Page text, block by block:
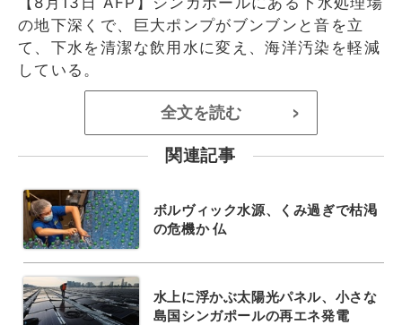
の地下深くで、巨大ポンプがブンブンと音を立
て、下水を清潔な飲用水に変え、海洋汚染を軽減
している。
全文を読む >
関連記事
ボルヴィック水源、くみ過ぎで枯渇
の危機か 仏
水上に浮かぶ太陽光パネル、小さな
島国シンガポールの再エネ発電